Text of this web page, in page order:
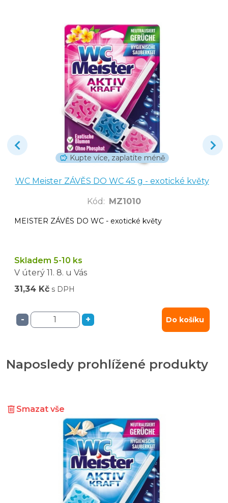
Kupte více, zaplatíte méně
WC Meister ZÁVĚS DO WC 45 g - exotické květy
Kód : MZ1010
MEISTER ZÁVĚS DO WC - exotické květy
Skladem 5-10 ks
V úterý 11. 8. u Vás
31,34 Kč s DPH
- + Do košíku
Naposledy prohlížené produkty
Smazat vše